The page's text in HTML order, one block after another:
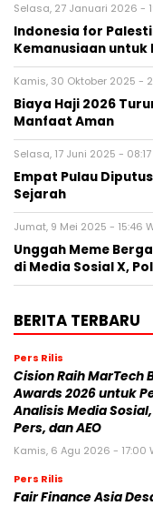
Selasa, 27 Januari 2026 -
Indonesia for
Kemanusiaan
Kamis, 30 Oktober 2025 -
Biaya Haji 2026
Manfaat Aman
Selasa, 17 Juni 2025 - 08:17
Empat Pulau
Sejarah
Jumat, 9 Mei 2025 - 15:46
Unggah Meme
di Media Sosial X,
BERITA TERBARU
Pers Rilis
Cision Raih MarTech
Awards 2026 untuk
Analisis Media
Pers, dan AEO
Kamis, 6 Agu 2026 - 17:00
Pers Rilis
Fair Finance Asia